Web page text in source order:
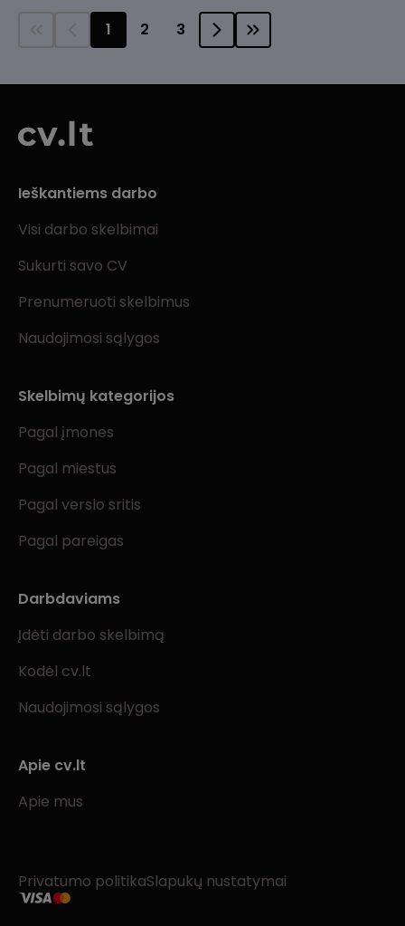
1 2 3
Ieškantiems darbo
Visi darbo skelbimai
Sukurti savo CV
Prenumeruoti skelbimus
Naudojimosi sąlygos
Skelbimų kategorijos
Pagal įmones
Pagal miestus
Pagal verslo sritis
Pagal pareigas
Darbdaviams
Įdėti darbo skelbimą
Kodėl cv.lt
Naudojimosi sąlygos
Apie cv.lt
Apie mus
Privatumo politikaSlapukų nustatymai